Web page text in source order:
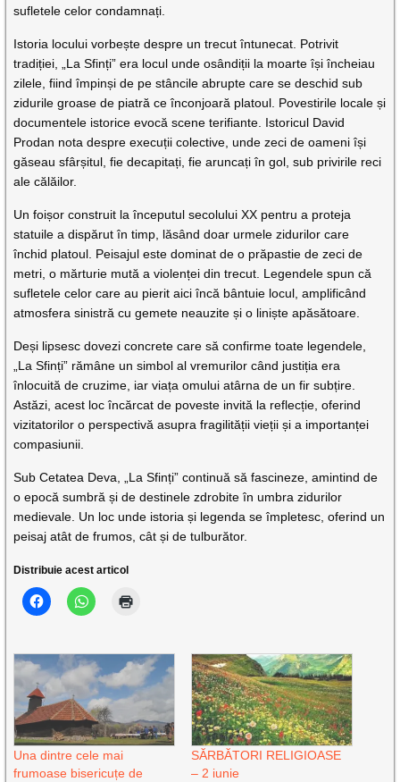
sufletele celor condamnați.
Istoria locului vorbește despre un trecut întunecat. Potrivit
tradiției, „La Sfinți” era locul unde osândiții la moarte își încheiau
zilele, fiind împinși de pe stâncile abrupte care se deschid sub
zidurile groase de piatră ce înconjoară platoul. Povestirile locale și
documentele istorice evocă scene terifiante. Istoricul David
Prodan nota despre execuții colective, unde zeci de oameni își
găseau sfârșitul, fie decapitați, fie aruncați în gol, sub privirile reci
ale călăilor.
Un foișor construit la începutul secolului XX pentru a proteja
statuile a dispărut în timp, lăsând doar urmele zidurilor care
închid platoul. Peisajul este dominat de o prăpastie de zeci de
metri, o mărturie mută a violenței din trecut. Legendele spun că
sufletele celor care au pierit aici încă bântuie locul, amplificând
atmosfera sinistră cu gemete neauzite și o liniște apăsătoare.
Deși lipsesc dovezi concrete care să confirme toate legendele,
„La Sfinți” rămâne un simbol al vremurilor când justiția era
înlocuită de cruzime, iar viața omului atârna de un fir subțire.
Astăzi, acest loc încărcat de poveste invită la reflecție, oferind
vizitatorilor o perspectivă asupra fragilității vieții și a importanței
compasiunii.
Sub Cetatea Deva, „La Sfinți” continuă să fascineze, amintind de
o epocă sumbră și de destinele zdrobite în umbra zidurilor
medievale. Un loc unde istoria și legenda se împletesc, oferind un
peisaj atât de frumos, cât și de tulburător.
Distribuie acest articol
Una dintre cele mai
frumoase bisericuțe de
SĂRBĂTORI RELIGIOASE
– 2 iunie